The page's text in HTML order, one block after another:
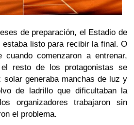
de preparación, el Estadio de
estaba listo para recibir la final. O
cuando comenzaron a entrenar,
resto de los protagonistas se
solar generaba manchas de luz y
de ladrillo que dificultaban la
organizadores trabajaron sin
el problema.